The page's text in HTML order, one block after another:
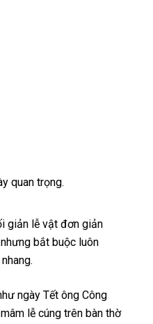
quan trọng.
giản lễ vật đơn giản
bắt buộc luôn
ngày Tết ông Công
lễ cúng trên bàn thờ